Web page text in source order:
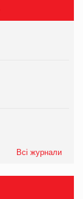
Всі журнали